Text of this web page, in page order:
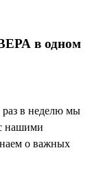
в одном
в неделю мы
нашими
о важных